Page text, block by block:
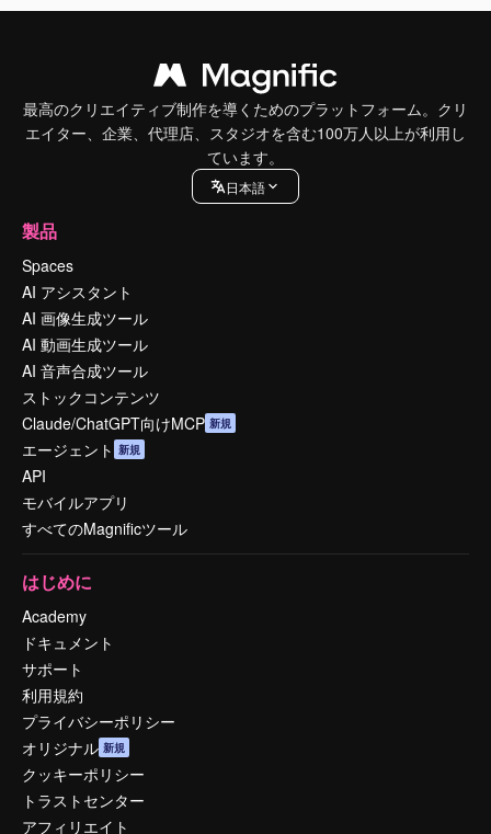
最高のクリエイティブ制作を導くためのプラットフォーム。クリ
エイター、企業、代理店、スタジオを含む100万人以上が利用し
ています。
日本語
製品
Spaces
AI アシスタント
AI 画像生成ツール
AI 動画生成ツール
AI 音声合成ツール
ストックコンテンツ
Claude/ChatGPT向けMCP 新規
エージェント 新規
API
モバイルアプリ
すべてのMagnificツール
はじめに
Academy
ドキュメント
サポート
利用規約
プライバシーポリシー
オリジナル 新規
クッキーポリシー
トラストセンター
アフィリエイト